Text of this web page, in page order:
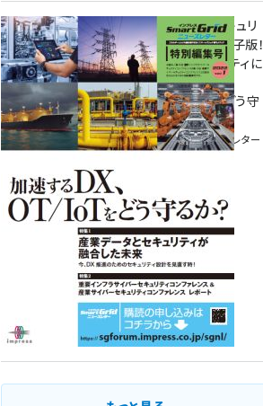
重要インフラサイバーセキュリ
ティコンファレンス特別電子版！
― 産業サイバーセキュリティに
関わる全ての方へ！ ―
加速するDX、OT/IoTをどう守
るか？
インプレス SmartGridニューズレター